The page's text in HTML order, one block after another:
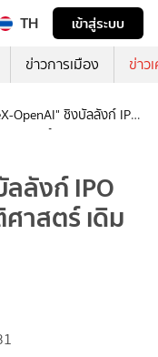
TH
เข้าสู่ระบบ
ข่าวการเมือง ข่าว
OpenAI" ชิงบัลลังก์ IPO
ดอลลาร์
ลังก์ IPO
าสตร์ เดิม